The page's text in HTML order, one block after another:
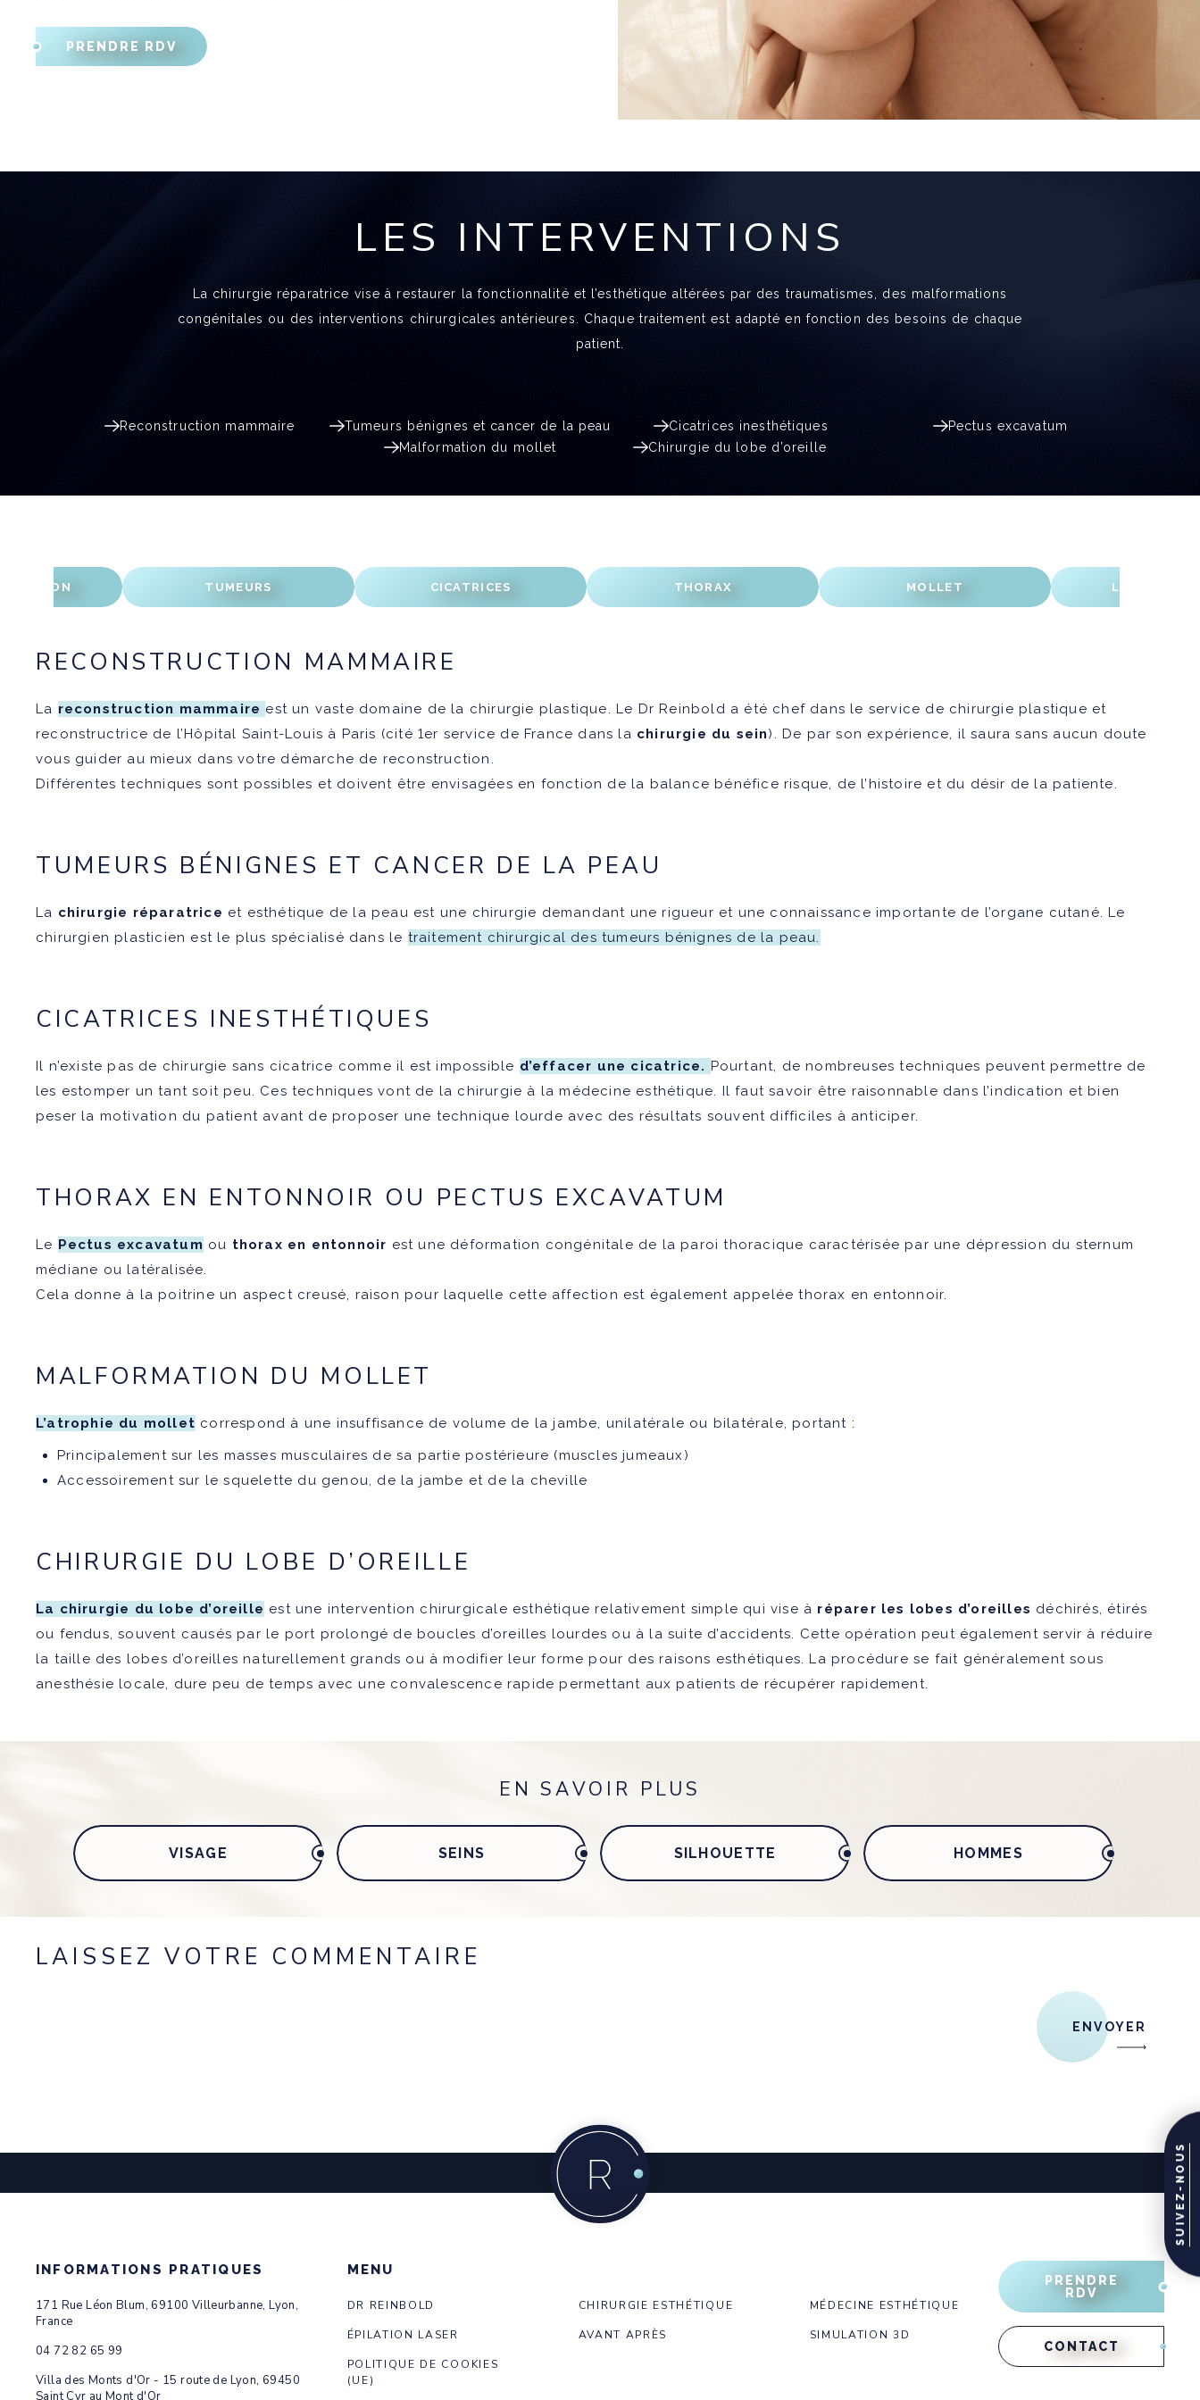
SUIVEZ-NOUS
PRENDRE RDV
LES INTERVENTIONS
La chirurgie réparatrice vise à restaurer la fonctionnalité et l’esthétique altérées par des traumatismes, des malformations
congénitales ou des interventions chirurgicales antérieures. Chaque traitement est adapté en fonction des besoins de chaque
patient.
Reconstruction mammaire Tumeurs bénignes et cancer de la peau Cicatrices inesthétiques
Pectus excavatum
Malformation du mollet
Chirurgie du lobe d’oreille
RECONSTRUCTION MAMMAIRE
La reconstruction mammaire est un vaste domaine de la chirurgie plastique. Le Dr Reinbold a été chef dans le service de chirurgie plastique et
reconstructrice de l’Hôpital Saint-Louis à Paris (cité 1er service de France dans la chirurgie du sein). De par son expérience, il saura sans aucun doute
vous guider au mieux dans votre démarche de reconstruction.
Différentes techniques sont possibles et doivent être envisagées en fonction de la balance bénéfice risque, de l’histoire et du désir de la patiente.
TUMEURS BÉNIGNES ET CANCER DE LA PEAU
La chirurgie réparatrice et esthétique de la peau est une chirurgie demandant une rigueur et une connaissance importante de l’organe cutané. Le
chirurgien plasticien est le plus spécialisé dans le traitement chirurgical des tumeurs bénignes de la peau.
CICATRICES INESTHÉTIQUES
Il n’existe pas de chirurgie sans cicatrice comme il est impossible d’effacer une cicatrice. Pourtant, de nombreuses techniques peuvent permettre de
les estomper un tant soit peu. Ces techniques vont de la chirurgie à la médecine esthétique. Il faut savoir être raisonnable dans l’indication et bien
peser la motivation du patient avant de proposer une technique lourde avec des résultats souvent difficiles à anticiper.
THORAX EN ENTONNOIR OU PECTUS EXCAVATUM
Le Pectus excavatum ou thorax en entonnoir est une déformation congénitale de la paroi thoracique caractérisée par une dépression du sternum
médiane ou latéralisée.
Cela donne à la poitrine un aspect creusé, raison pour laquelle cette affection est également appelée thorax en entonnoir.
MALFORMATION DU MOLLET
L’atrophie du mollet correspond à une insuffisance de volume de la jambe, unilatérale ou bilatérale, portant :
Principalement sur les masses musculaires de sa partie postérieure (muscles jumeaux)
Accessoirement sur le squelette du genou, de la jambe et de la cheville
CHIRURGIE DU LOBE D’OREILLE
La chirurgie du lobe d’oreille est une intervention chirurgicale esthétique relativement simple qui vise à réparer les lobes d’oreilles déchirés, étirés
ou fendus, souvent causés par le port prolongé de boucles d’oreilles lourdes ou à la suite d’accidents. Cette opération peut également servir à réduire
la taille des lobes d’oreilles naturellement grands ou à modifier leur forme pour des raisons esthétiques. La procédure se fait généralement sous
anesthésie locale, dure peu de temps avec une convalescence rapide permettant aux patients de récupérer rapidement.
EN SAVOIR PLUS
VISAGE SEINS SILHOUETTE HOMMES
LAISSEZ VOTRE COMMENTAIRE
ENVOYER
INFORMATIONS PRATIQUES
171 Rue Léon Blum, 69100 Villeurbanne, Lyon,
France
04 72 82 65 99
Villa des Monts d'Or - 15 route de Lyon, 69450
MENU
DR REINBOLD CHIRURGIE ESTHÉTIQUE MÉDECINE ESTHÉTIQUE
ÉPILATION LASER AVANT APRÈS SIMULATION 3D
POLITIQUE DE COOKIES
(UE)
PRENDRE
RDV
CONTACT